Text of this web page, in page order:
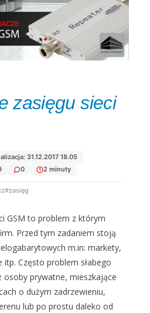
zasięgu sieci
31.12.2017 18.05
0 2 minuty
#zasięg
GSM to problem z którym
Przed tym zadaniem stoją
m.in: markety,
Często problem słabego
osoby prywatne, mieszkające
o dużym zadrzewieniu,
lub po prostu daleko od